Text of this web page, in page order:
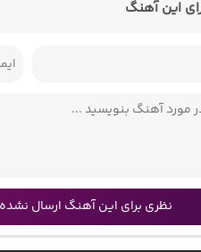
این آهنگ
نظری برای این آهنگ ارسال